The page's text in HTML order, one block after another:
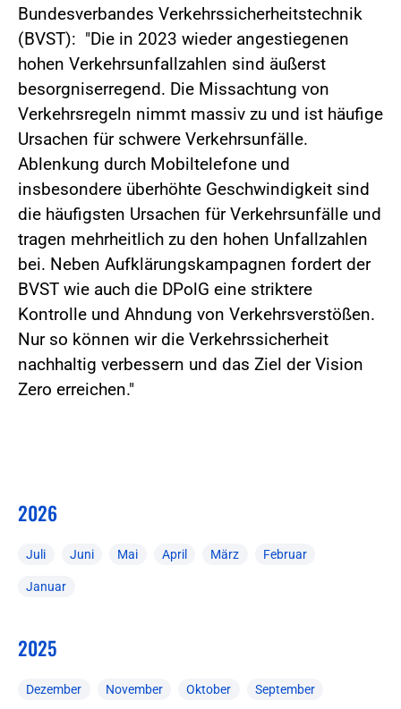
Bundesverbandes Verkehrssicherheitstechnik
(BVST): "Die in 2023 wieder angestiegenen
hohen Verkehrsunfallzahlen sind äußerst
besorgniserregend. Die Missachtung von
Verkehrsregeln nimmt massiv zu und ist häufige
Ursachen für schwere Verkehrsunfälle.
Ablenkung durch Mobiltelefone und
insbesondere überhöhte Geschwindigkeit sind
die häufigsten Ursachen für Verkehrsunfälle und
tragen mehrheitlich zu den hohen Unfallzahlen
bei. Neben Aufklärungskampagnen fordert der
BVST wie auch die DPolG eine striktere
Kontrolle und Ahndung von Verkehrsverstößen.
Nur so können wir die Verkehrssicherheit
nachhaltig verbessern und das Ziel der Vision
Zero erreichen."
2026
Juli Juni Mai April März Februar
Januar
2025
Dezember November Oktober September